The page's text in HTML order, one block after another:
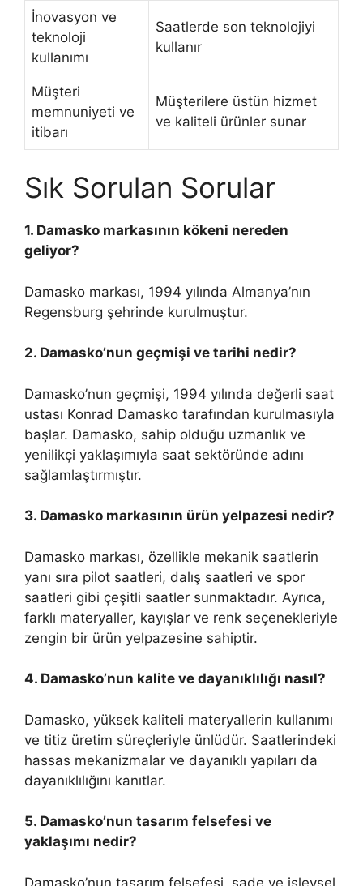
İnovasyon ve
teknoloji
kullanımı
Saatlerde son teknolojiyi
kullanır
Müşteri
memnuniyeti ve
itibarı
Müşterilere üstün hizmet
ve kaliteli ürünler sunar
Sık Sorulan Sorular
1. Damasko markasının kökeni nereden
geliyor?
Damasko markası, 1994 yılında Almanya’nın
Regensburg şehrinde kurulmuştur.
2. Damasko’nun geçmişi ve tarihi nedir?
Damasko’nun geçmişi, 1994 yılında değerli saat
ustası Konrad Damasko tarafından kurulmasıyla
başlar. Damasko, sahip olduğu uzmanlık ve
yenilikçi yaklaşımıyla saat sektöründe adını
sağlamlaştırmıştır.
3. Damasko markasının ürün yelpazesi nedir?
Damasko markası, özellikle mekanik saatlerin
yanı sıra pilot saatleri, dalış saatleri ve spor
saatleri gibi çeşitli saatler sunmaktadır. Ayrıca,
farklı materyaller, kayışlar ve renk seçenekleriyle
zengin bir ürün yelpazesine sahiptir.
4. Damasko’nun kalite ve dayanıklılığı nasıl?
Damasko, yüksek kaliteli materyallerin kullanımı
ve titiz üretim süreçleriyle ünlüdür. Saatlerindeki
hassas mekanizmalar ve dayanıklı yapıları da
dayanıklılığını kanıtlar.
5. Damasko’nun tasarım felsefesi ve
yaklaşımı nedir?
Damasko’nun tasarım felsefesi, sade ve işlevsel